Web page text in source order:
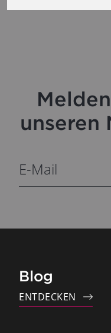
unseren
Blog
ENTDECKEN